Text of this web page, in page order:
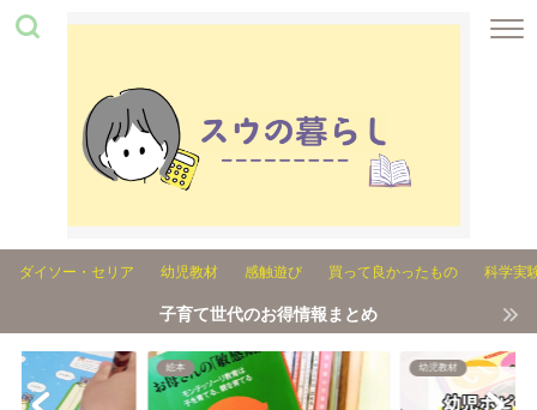
ダイソー・セリア 幼児教材 感触遊び 買って良かったもの 科学実
子育て世代のお得情報まとめ
絵本 幼児教材